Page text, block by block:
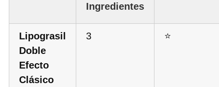
Ingredientes
Lipograsil
Doble
Efecto
Clásico
3 ⭐